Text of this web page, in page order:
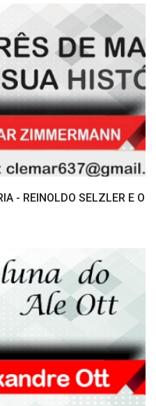
- REINOLDO SELZLER E O